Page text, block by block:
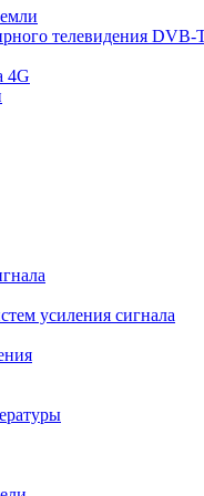
телевидения DVB-
4G
усиления сигнала